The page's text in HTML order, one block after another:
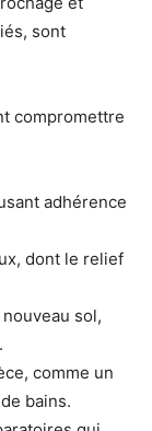
sont
compromettre
adhérence
dont le relief
sol,
comme un
bains.